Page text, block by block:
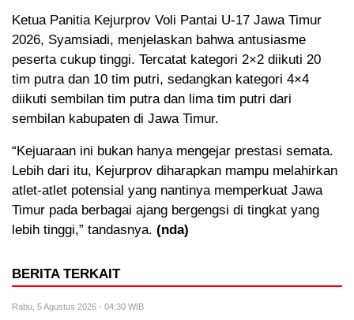
Ketua Panitia Kejurprov Voli Pantai U-17 Jawa Timur
2026, Syamsiadi, menjelaskan bahwa antusiasme
peserta cukup tinggi. Tercatat kategori 2×2 diikuti 20
tim putra dan 10 tim putri, sedangkan kategori 4×4
diikuti sembilan tim putra dan lima tim putri dari
sembilan kabupaten di Jawa Timur.
“Kejuaraan ini bukan hanya mengejar prestasi semata.
Lebih dari itu, Kejurprov diharapkan mampu melahirkan
atlet-atlet potensial yang nantinya memperkuat Jawa
Timur pada berbagai ajang bergengsi di tingkat yang
lebih tinggi,” tandasnya. (nda)
BERITA TERKAIT
Rabu, 5 Agustus 2026 - 04:30 WIB